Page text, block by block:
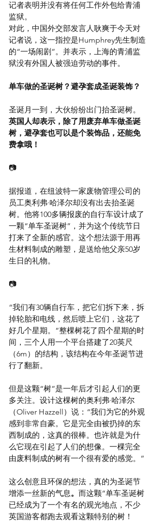
记者表明并没有将任何工作外包给青浦
监狱。
对此，中国外交部发言人耿爽于今天对
记者说，这一指控是Humphrey先生制造
的“一场闹剧”。并表示，上海的青浦监
狱没有外国人被强迫劳动的事件。
单车做的圣诞树？避孕套成圣诞装饰？
圣诞月一到，大伙纷纷出门抬圣诞树。
英国人却表示，除了用废弃单车做圣诞
树，避孕套也可以是个装饰品，还能免
费拿哦！
📷
据报道，在纽波特一家废物管理公司的
员工奥利弗·哈泽尔却没有出去抬圣诞
树。他将100多辆报废的自行车设计成了
一颗“单车圣诞树”，并为这个传统节日
打来了全新的感官。这个想法源于用再
生材料制成的雕塑，是送给他父亲50岁
生日的礼物。
📷
“我们有30辆自行车，把它们拆下来，拆
掉轮胎和电线，然后喷上它们，这花了
好几个星期。”整棵树花了四个星期的时
间，三个人用一个平台搭建了20英尺
（6m）的结构，该结构在今年圣诞节进
行了翻新。
但是这颗“树”是一年后才引起人们的更
多关注。设计这棵树的奥利弗·哈泽尔
（Oliver Hazzell）说：“我们为它的外观
感到非常自豪。它是完全由被扔掉的东
西制成的，这真的很棒。也许就是为什
么它现在引起了人们的想像。一棵完全
由废料制成的树有一个很有爱的感觉。”
这么创意且环保的想法，真的为圣诞节
增添一丝新的气息。 而这颗“单车圣诞树
已经成为了一个有名的观光地点，不少
英国游客都跑去观看这颗特别的树！